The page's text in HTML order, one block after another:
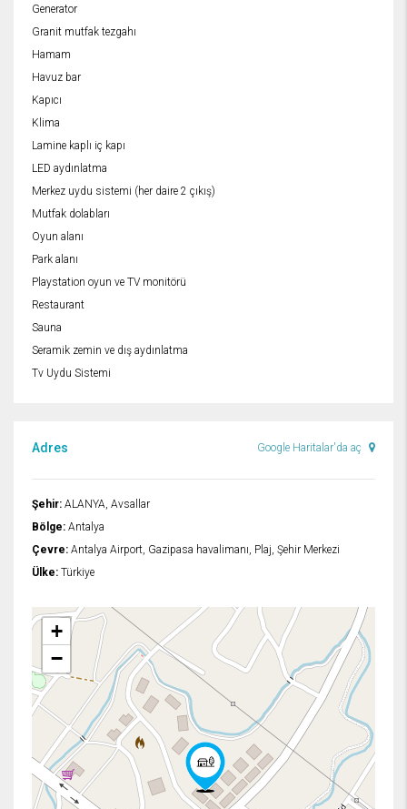
Generator
Granit mutfak tezgahı
Hamam
Havuz bar
Kapıcı
Klima
Lamine kaplı iç kapı
LED aydınlatma
Merkez uydu sistemi (her daire 2 çıkış)
Mutfak dolabları
Oyun alanı
Park alanı
Playstation oyun ve TV monitörü
Restaurant
Sauna
Seramik zemin ve dış aydınlatma
Tv Uydu Sistemi
Adres Google Haritalar'da aç
Şehir: ALANYA, Avsallar
Bölge: Antalya
Çevre: Antalya Airport, Gazipasa havalimanı, Plaj, Şehir Merkezi
Ülke: Türkiye
+
−